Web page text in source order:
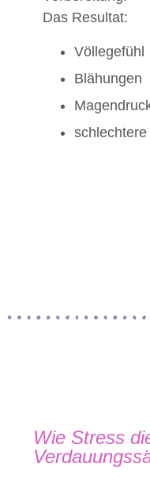
Das Resultat:
Völlegefühl
Blähungen
Wie Stress